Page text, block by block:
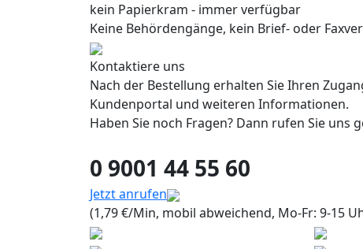
kein Papierkram - immer verfügbar
Keine Behördengänge, kein Brief- oder
Kontaktiere uns
Nach der Bestellung erhalten Sie Ihren
Kundenportal und weiteren Informationen.
Haben Sie noch Fragen? Dann rufen Sie uns
0 9001 44 55 60
Jetzt anrufen
(1,79 €/Min, mobil abweichend, Mo-Fr: 9-15